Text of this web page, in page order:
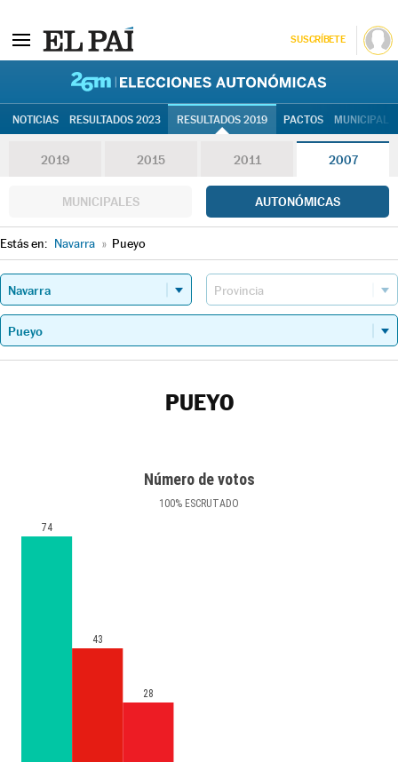
SUSCRÍBETE
NOTICIAS RESULTADOS 2023 RESULTADOS 2019 PACTOS
2019 2015 2011 2007
MUNICIPALES AUTONÓMICAS
Estás en: Navarra » Pueyo
PUEYO
Número de votos
100% ESCRUTADO
74
43
28